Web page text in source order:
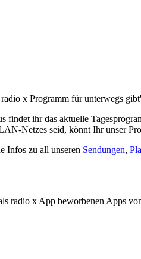
x Programm für unterwegs
ihr das aktuelle
Netzes seid, könnt Ihr unser
Infos zu all unseren Sendungen,
radio x App beworbenen Apps